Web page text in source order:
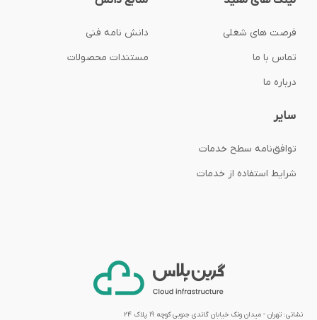
فرصت های شغلی
تماس با ما
درباره ما
دانش نامه فنی
مستندات محصولات
سایر
توافق‌نامه‌ سطح خدمات
شرایط استفاده از خدمات
نشانی: تهران - میدان ونک خیابان گاندی جنوبی کوچه ۱۹ پلاک ۲۴